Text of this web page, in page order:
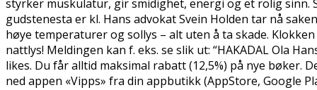
styrker muskulatur, gir smidighet, energi og et rolig sinn.
gudstenesta er kl. Hans advokat Svein Holden tar nå
høye temperaturer og sollys – alt uten å ta skade.
nattlys! Meldingen kan f. eks. se slik ut: “HAKADAL Ola
likes. Du får alltid maksimal rabatt (12,5%) på nye bøker.
ned appen «Vipps» fra din appbutikk (AppStore, Google